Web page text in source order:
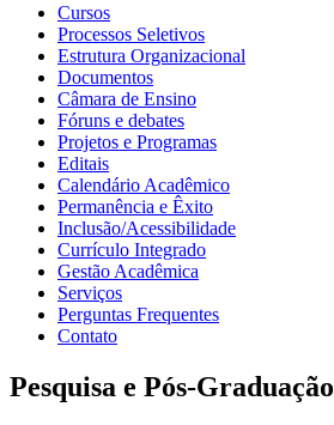
Cursos
Processos Seletivos
Estrutura Organizacional
Documentos
Câmara de Ensino
Fóruns e debates
Projetos e Programas
Editais
Calendário Acadêmico
Permanência e Êxito
Inclusão/Acessibilidade
Currículo Integrado
Gestão Acadêmica
Serviços
Perguntas Frequentes
Contato
Pesquisa e Pós-Graduação